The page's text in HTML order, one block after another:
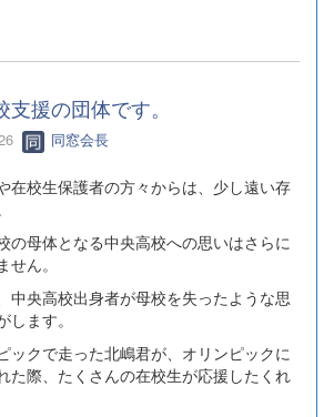
援の団体です。
同窓会長
在校生保護者の方々からは、少し遠い存
の母体となる中央高校への思いはさらに
ん。
中央高校出身者が母校を失ったような思
ます。
ックで走った北嶋君が、オリンピックに
た際、たくさんの在校生が応援したくれ